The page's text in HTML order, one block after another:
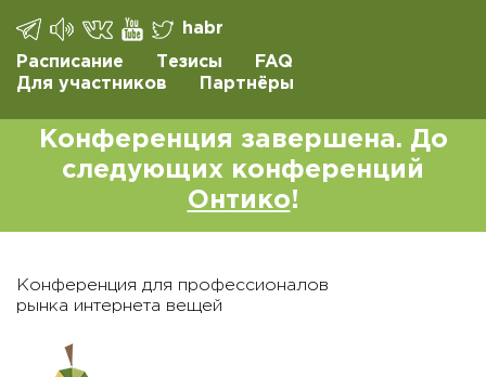
habr
Расписание Тезисы
FAQ
Для участников
Партнёры
Конференция завершена. До
следующих конференций
Онтико!
Конференция для профессионалов
рынка интернета вещей